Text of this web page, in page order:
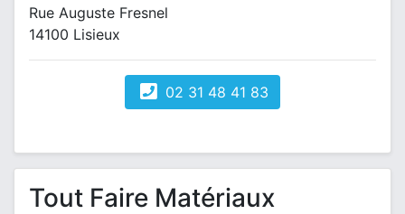
Rue Auguste Fresnel
14100 Lisieux
02 31 48 41 83
Tout Faire Matériaux